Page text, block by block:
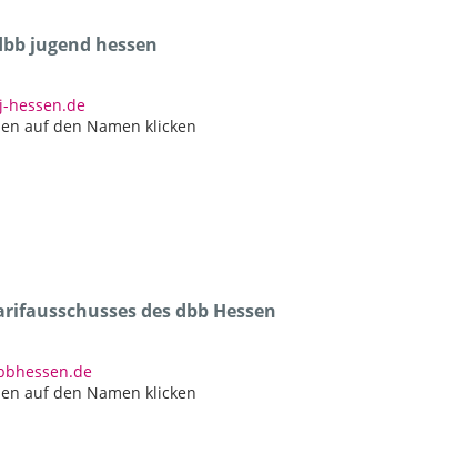
jugend hessen
hessen.de
auf den Namen klicken
des dbb Hessen
auf den Namen klicken